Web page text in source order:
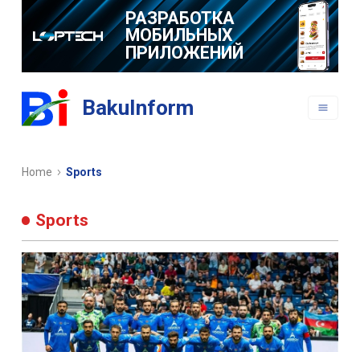
РАЗРАБОТКА
МОБИЛЬНЫХ
ПРИЛОЖЕНИЙ
BakuInform
Home Sports
Sports